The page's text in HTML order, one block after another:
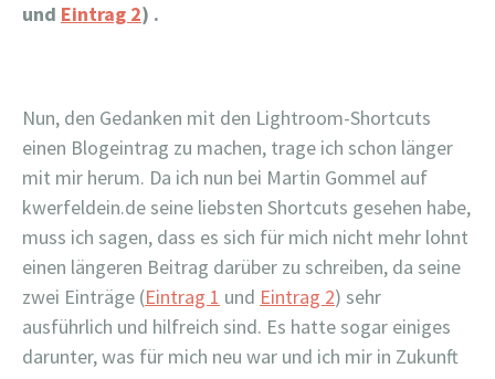
und Eintrag 2) .
Nun, den Gedanken mit den Lightroom-Shortcuts
einen Blogeintrag zu machen, trage ich schon länger
mit mir herum. Da ich nun bei Martin Gommel auf
kwerfeldein.de seine liebsten Shortcuts gesehen habe,
muss ich sagen, dass es sich für mich nicht mehr lohnt
einen längeren Beitrag darüber zu schreiben, da seine
zwei Einträge (Eintrag 1 und Eintrag 2) sehr
ausführlich und hilfreich sind. Es hatte sogar einiges
darunter, was für mich neu war und ich mir in Zukunft